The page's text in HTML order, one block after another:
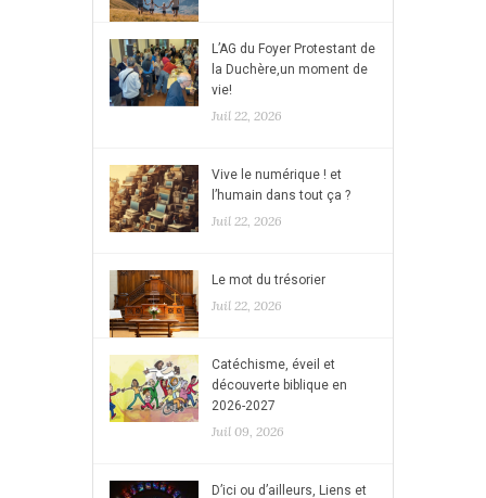
L’AG du Foyer Protestant de
la Duchère,un moment de
vie!
Juil 22, 2026
Vive le numérique ! et
l’humain dans tout ça ?
Juil 22, 2026
Le mot du trésorier
Juil 22, 2026
Catéchisme, éveil et
découverte biblique en
2026-2027
Juil 09, 2026
D’ici ou d’ailleurs, Liens et